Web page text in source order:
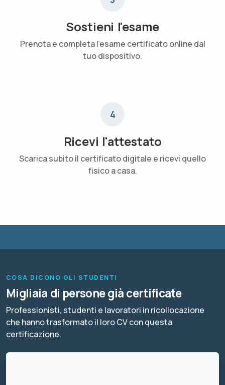
Sostieni l'esame
Prenota e completa l'esame certificato online dal
tuo dispositivo.
4
Ricevi l'attestato
Scarica subito il certificato digitale e ricevi quello
fisico a casa.
COSA DICONO GLI STUDENTI
Migliaia di persone già certificate
Professionisti, studenti e lavoratori in ricollocazione
che hanno trasformato il loro CV con questa
certificazione.